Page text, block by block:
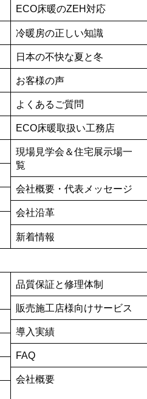
ECO床暖のZEH対応
冷暖房の正しい知識
日本の不快な夏と冬
お客様の声
よくあるご質問
ECO床暖取扱い工務店
現場見学会＆住宅展示場一
覧
会社概要・代表メッセージ
会社沿革
新着情報
品質保証と修理体制
販売施工店様向けサービス
導入実績
FAQ
会社概要